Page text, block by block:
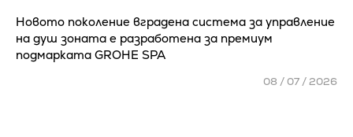
Новото поколение вградена система за управление
на душ зоната е разработена за премиум
подмарката GROHE SPA
08 / 07 / 2026